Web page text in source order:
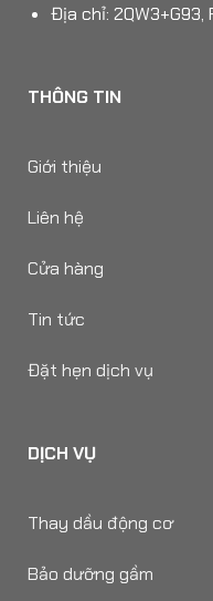
Địa chỉ: 2QW3+G93,
THÔNG TIN
Giới thiệu
Liên hệ
Cửa hàng
Tin tức
Đặt hẹn dịch vụ
DỊCH VỤ
Thay dầu động cơ
Bảo dưỡng gầm